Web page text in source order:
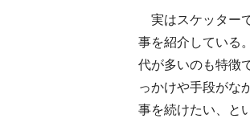
実はスケッター
事を紹介している
代が多いのも特徴
っかけや手段がな
事を続けたい、と